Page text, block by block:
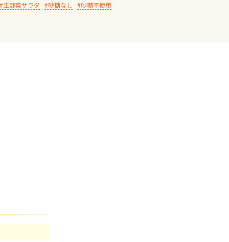
生野菜サラダ 砂糖なし 砂糖不使用